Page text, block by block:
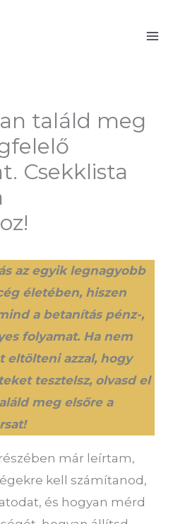
találd meg
Csekklista
az egyik legnagyobb
életében, hiszen
a betanítás pénz-,
folyamat. Ha nem
eltölteni azzal, hogy
tesztelsz, olvasd el
meg elsőre a
már leírtam,
kell számítanod,
és hogyan mérd